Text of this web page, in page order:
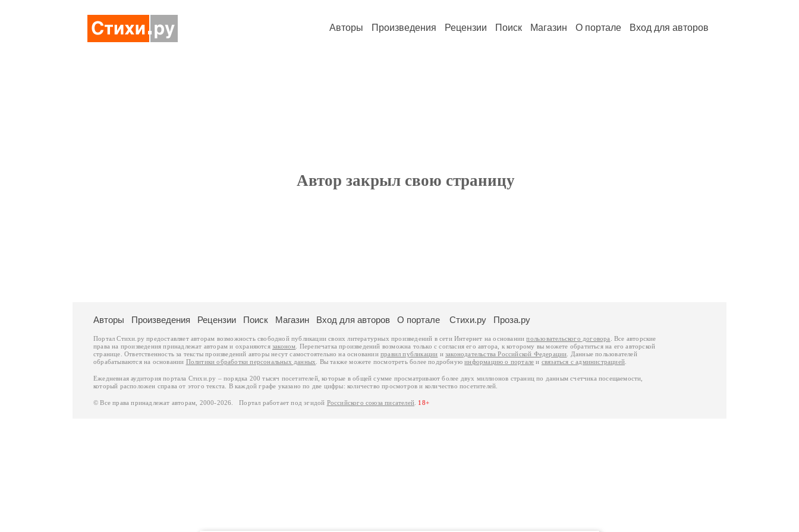
Авторы Произведения Рецензии Поиск Магазин О портале Вход для авторов
Автор закрыл свою страницу
Авторы Произведения Рецензии Поиск Магазин Вход для авторов О портале Стихи.ру Проза.ру
Портал Стихи.ру предоставляет авторам возможность свободной публикации своих литературных произведений в сети Интернет на основаниипользовательского договора
. Все авторские
права на произведения принадлежат авторам и охраняются законом . Перепечатка произведений возможна только с согласия его автора, к которому вы можете обратиться на его авторской
странице. Ответственность за тексты произведений авторы несут самостоятельно на основанииправил публикации изаконодательства Российской Федерации . Данные пользователей
обрабатываются на основании Политики обработки персональных данных . Вы также можете посмотреть более подробнуюинформацию о портале и связаться с администрацией
Ежедневная аудитория портала Стихи.ру – порядка 200 тысяч посетителей, которые в общей сумме просматривают более двух миллионов страниц по данным счетчика посещаемости,
который расположен справа от этого текста. В каждой графе указано по две цифры: количество просмотров и количество посетителей.
© Все права принадлежат авторам, 2000-2026. Портал работает под эгидой Российского союза писателей 18+